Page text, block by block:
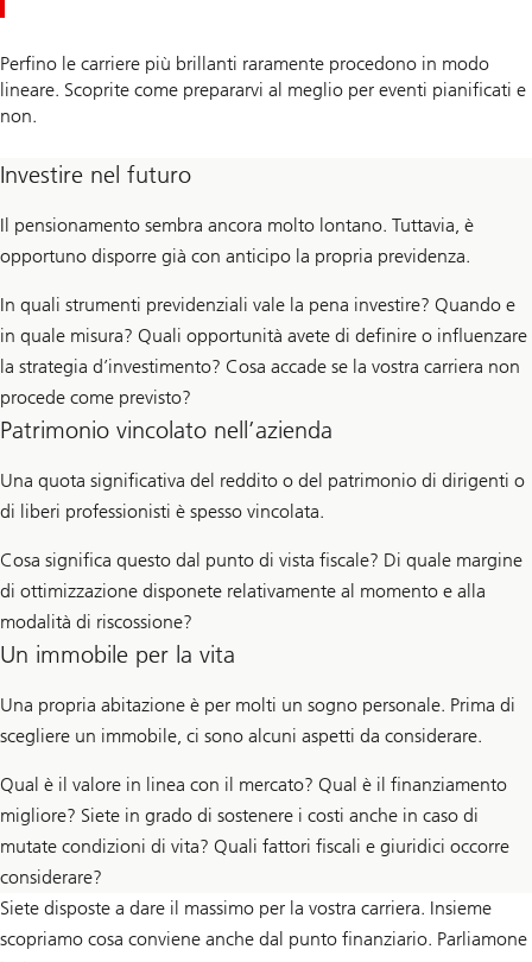
Perfino le carriere più brillanti raramente procedono in modo
lineare. Scoprite come prepararvi al meglio per eventi pianificati e
non.
Investire nel futuro
Il pensionamento sembra ancora molto lontano. Tuttavia, è
opportuno disporre già con anticipo la propria previdenza.
In quali strumenti previdenziali vale la pena investire? Quando e
in quale misura? Quali opportunità avete di definire o influenzare
la strategia d’investimento? Cosa accade se la vostra carriera non
procede come previsto?
Patrimonio vincolato nell’azienda
Una quota significativa del reddito o del patrimonio di dirigenti o
di liberi professionisti è spesso vincolata.
Cosa significa questo dal punto di vista fiscale? Di quale margine
di ottimizzazione disponete relativamente al momento e alla
modalità di riscossione?
Un immobile per la vita
Una propria abitazione è per molti un sogno personale. Prima di
scegliere un immobile, ci sono alcuni aspetti da considerare.
Qual è il valore in linea con il mercato? Qual è il finanziamento
migliore? Siete in grado di sostenere i costi anche in caso di
mutate condizioni di vita? Quali fattori fiscali e giuridici occorre
considerare?
Siete disposte a dare il massimo per la vostra carriera. Insieme
scopriamo cosa conviene anche dal punto finanziario. Parliamone